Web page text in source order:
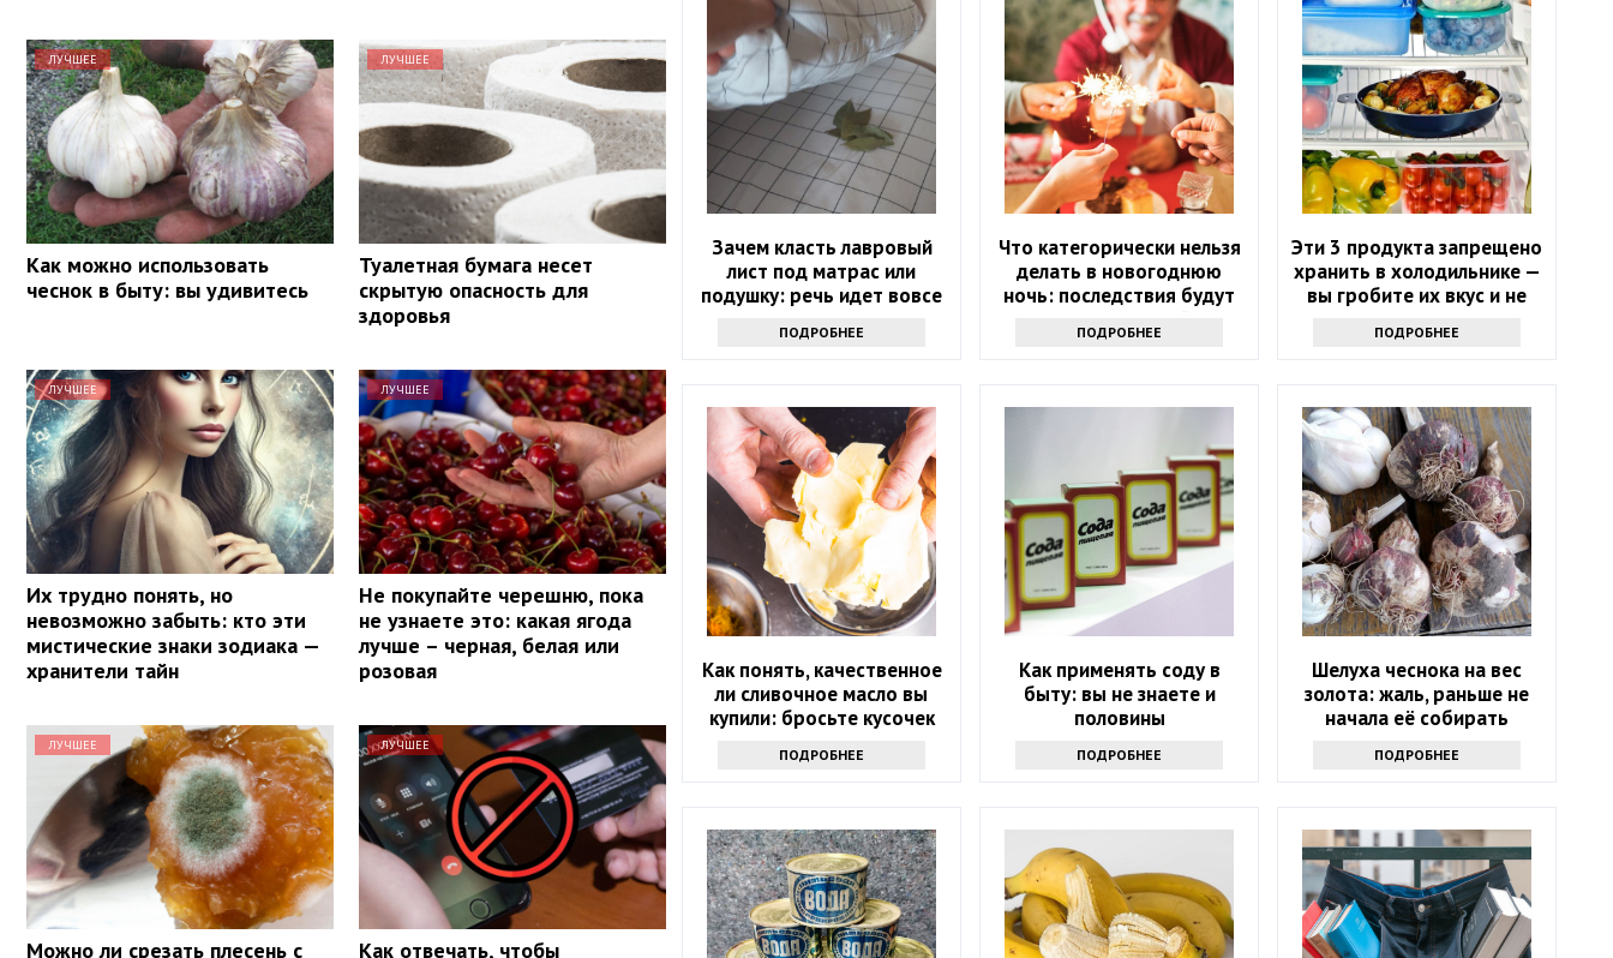
ЛУЧШЕЕ
Как можно использовать
чеснок в быту: вы удивитесь
ЛУЧШЕЕ
Туалетная бумага несет
скрытую опасность для
здоровья
ЛУЧШЕЕ
Их трудно понять, но
невозможно забыть: кто эти
мистические знаки зодиака —
хранители тайн
ЛУЧШЕЕ
Не покупайте черешню, пока
не узнаете это: какая ягода
лучше – черная, белая или
розовая
ЛУЧШЕЕ
Можно ли срезать плесень с
ЛУЧШЕЕ
Как отвечать, чтобы
Зачем класть лавровый
лист под матрас или
подушку: речь идет вовсе
ПОДРОБНЕЕ
Что категорически нельзя
делать в новогоднюю
ночь: последствия будут
на весь следующий год
ПОДРОБНЕЕ
Эти 3 продукта запрещено
хранить в холодильнике —
вы гробите их вкус и не
ПОДРОБНЕЕ
Как понять, качественное
ли сливочное масло вы
купили: бросьте кусочек
ПОДРОБНЕЕ
Как применять соду в
быту: вы не знаете и
половины
ПОДРОБНЕЕ
Шелуха чеснока на вес
золота: жаль, раньше не
начала её собирать
ПОДРОБНЕЕ